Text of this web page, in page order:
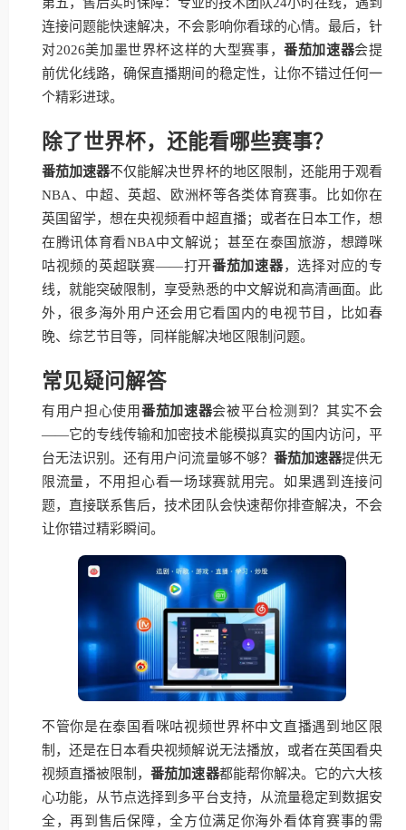
连接问题能快速解决，不会影响你看球的心情。最后，针
对2026美加墨世界杯这样的大型赛事，番茄加速器会提
前优化线路，确保直播期间的稳定性，让你不错过任何一
个精彩进球。
除了世界杯，还能看哪些赛事？
番茄加速器不仅能解决世界杯的地区限制，还能用于观看
NBA、中超、英超、欧洲杯等各类体育赛事。比如你在
英国留学，想在央视频看中超直播；或者在日本工作，想
在腾讯体育看NBA中文解说；甚至在泰国旅游，想蹲咪
咕视频的英超联赛——打开番茄加速器，选择对应的专
线，就能突破限制，享受熟悉的中文解说和高清画面。此
外，很多海外用户还会用它看国内的电视节目，比如春
晚、综艺节目等，同样能解决地区限制问题。
常见疑问解答
有用户担心使用番茄加速器会被平台检测到？其实不会
——它的专线传输和加密技术能模拟真实的国内访问，平
台无法识别。还有用户问流量够不够？ 番茄加速器提供无
限流量，不用担心看一场球赛就用完。如果遇到连接问
题，直接联系售后，技术团队会快速帮你排查解决，不会
让你错过精彩瞬间。
不管你是在泰国看咪咕视频世界杯中文直播遇到地区限
制，还是在日本看央视频解说无法播放，或者在英国看央
视频直播被限制，番茄加速器都能帮你解决。它的六大核
心功能，从节点选择到多平台支持，从流量稳定到数据安
全，再到售后保障，全方位满足你海外看体育赛事的需